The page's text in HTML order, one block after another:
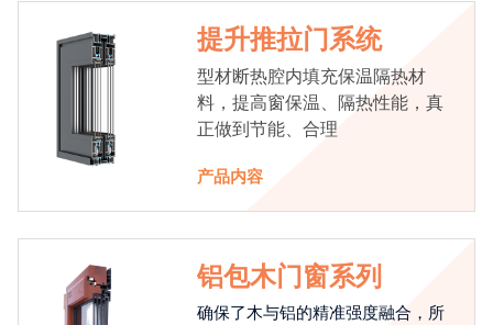
提升推拉门系统
型材断热腔内填充保温隔热材
料，提高窗保温、隔热性能，真
正做到节能、合理
产品内容
铝包木门窗系列
确保了木与铝的精准强度融合，所